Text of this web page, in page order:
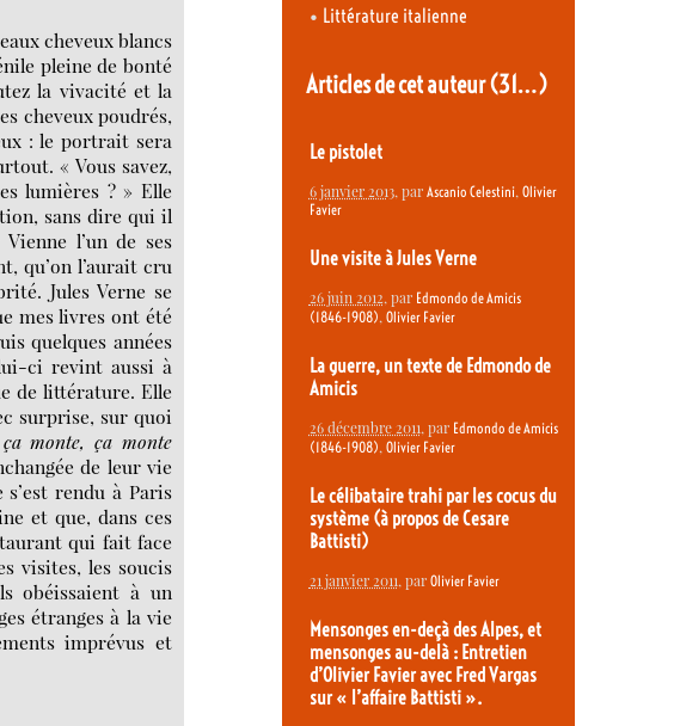
cheveux blancs
pleine de bonté
la vivacité et la
cheveux poudrés,
: le portrait sera
« Vous savez,
lumières ? » Elle
sans dire qui il
l’un de ses
qu’on l’aurait cru
Jules Verne se
mes livres ont été
quelques années
ci revint aussi à
de littérature. Elle
surprise, sur quoi
ça monte, ça monte
de leur vie
rendu à Paris
et que, dans ces
qui fait face
visites, les soucis
obéissaient à un
étranges à la vie
imprévus et
• Littérature italienne
Articles de cet auteur(31…)
Le pistolet
6 janvier 2013, par Ascanio Celestini, Olivier
Favier
Une visite à Jules Verne
26 juin 2012, par Edmondo de Amicis
(1846-1908), Olivier Favier
La guerre, un texte de Edmondo de
Amicis
26 décembre 2011, par Edmondo de Amicis
(1846-1908), Olivier Favier
Le célibataire trahi par les cocus du
système (à propos de Cesare
Battisti)
21 janvier 2011, par Olivier Favier
Mensonges en-deçà des Alpes, et
mensonges au-delà : Entretien
d’Olivier Favier avec Fred Vargas
sur « l’affaire Battisti ».